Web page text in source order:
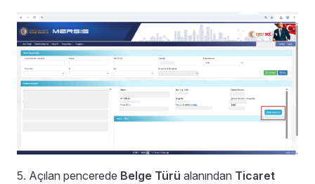
5. Açılan pencerede Belge Türü alanından Ticaret